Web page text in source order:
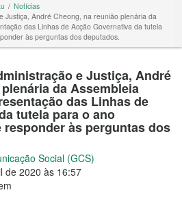
Notícias
Justiça, André Cheong, na reunião plenária da
das Linhas de Acção Governativa da tutela
às perguntas dos deputados.
e Justiça, André
da Assembleia
das Linhas de
tutela para o ano
responder às perguntas dos
Social (GCS)
de 2020 às 16:57